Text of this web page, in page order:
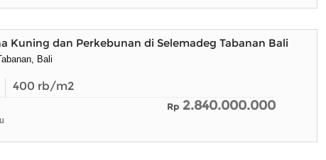
Kuning dan Perkebunan di Selemadeg Tabanan Bali
Bali
400 rb/m2
Rp 2.840.000.000